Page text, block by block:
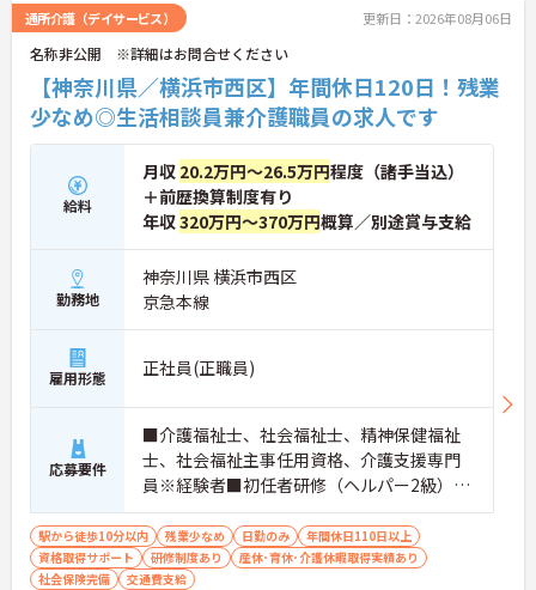
年間休日120日なのでお休みも多めに加え、残業少
なめなので、プライベートの時間もしっかり確保で
きます◎ご興味ある方には、面接対策ポイントな
ど、さらに詳細をお話しいたしますのでお気軽にご
相談ください！
通所介護（デイサービス） 更新日：2026年08月06日
名称非公開 ※詳細はお問合せください
【神奈川県／横浜市西区】年間休日120日！残業
少なめ◎生活相談員兼介護職員の求人です
給料
月収 20.2万円～26.5万円程度（諸手当込）
＋前歴換算制度有り
年収320万円～370万円概算／別途賞与支給
勤務地
神奈川県 横浜市西区
京急本線
雇用形態 正社員(正職員)
応募要件
■介護福祉士、社会福祉士、精神保健福祉
士、社会福祉主事任用資格、介護支援専門
員※経験者■初任者研修（ヘルパー2級）お
よび実務者研修（ヘルパー1級）※介護保険
施設または通所系サービス事業所において
常勤で2年以上（勤務日数360日以上）
駅から徒歩10分以内 残業少なめ 日勤のみ
年間休日110日以上
資格取得サポート
研修制度あり
産休･育休･介護休暇取得実績あり
社会保険完備
交通費支給